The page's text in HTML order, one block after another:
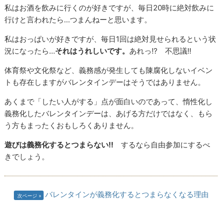
私はお酒を飲みに行くのが好きですが、毎日20時に絶対飲みに
行けと言われたら…つまんねーと思います。
私はおっぱいが好きですが、毎日1回は絶対見せられるという状
況になったら…それはうれしいです。 あれっ!? 不思議!!
体育祭や文化祭など、義務感が発生しても陳腐化しないイベン
トも存在しますがバレンタインデーはそうではありません。
あくまで「したい人がする」点が面白いのであって、惰性化し
義務化したバレンタインデーは、あげる方だけではなく、もら
う方もまったくおもしろくありません。
遊びは義務化するとつまらない!! するなら自由参加にするべ
きでしょう。
次ページ バレンタインが義務化するとつまらなくなる理由